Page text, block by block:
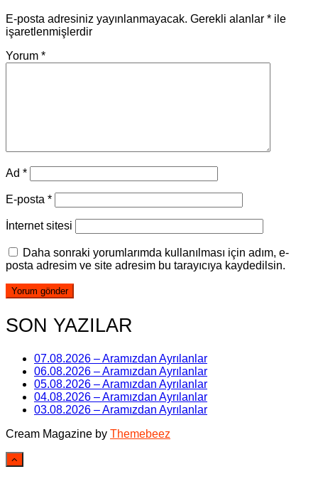
E-posta adresiniz yayınlanmayacak. Gerekli alanlar * ile
işaretlenmişlerdir
Yorum *
Ad *
E-posta *
İnternet sitesi
Daha sonraki yorumlarımda kullanılması için adım, e-
posta adresim ve site adresim bu tarayıcıya kaydedilsin.
SON YAZILAR
07.08.2026 – Aramızdan Ayrılanlar
06.08.2026 – Aramızdan Ayrılanlar
05.08.2026 – Aramızdan Ayrılanlar
04.08.2026 – Aramızdan Ayrılanlar
03.08.2026 – Aramızdan Ayrılanlar
Cream Magazine by Themebeez